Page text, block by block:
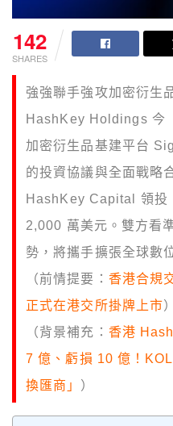
142
SHARES
強強聯手強攻加密衍生
HashKey Holdings 今
加密衍生品基建平台
的投資協議與全面戰略
HashKey Capital 領投
2,000 萬美元。雙方看
勢，將攜手擴張全球數
（前情提要： 香港合規
正式在港交所掛牌上市）
（背景補充： 香港
7 億、虧損 10 億！
換匯商」 ）